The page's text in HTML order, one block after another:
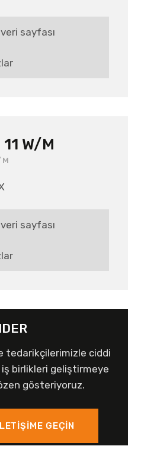
sayfası
W/M
M
sayfası
tedarikçilerimizle ciddi
birlikleri geliştirmeye
gösteriyoruz.
GEÇIN